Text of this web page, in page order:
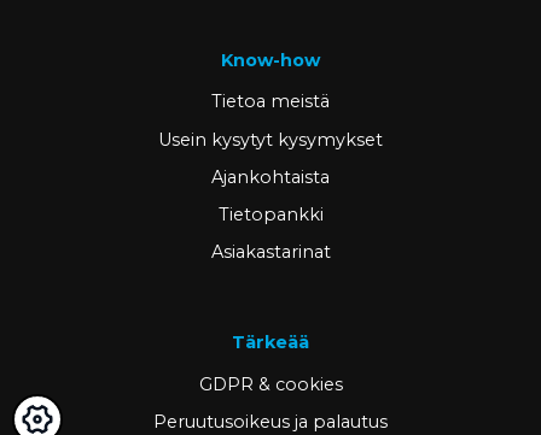
Know-how
Tietoa meistä
Usein kysytyt kysymykset
Ajankohtaista
Tietopankki
Asiakastarinat
Tärkeää
GDPR & cookies
Peruutusoikeus ja palautus